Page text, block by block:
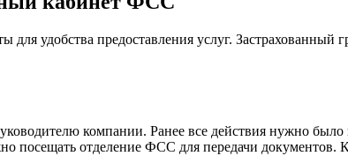
удобства предоставления услуг.
компании. Ранее все действия нужно
посещать отделение ФСС для передачи документов.